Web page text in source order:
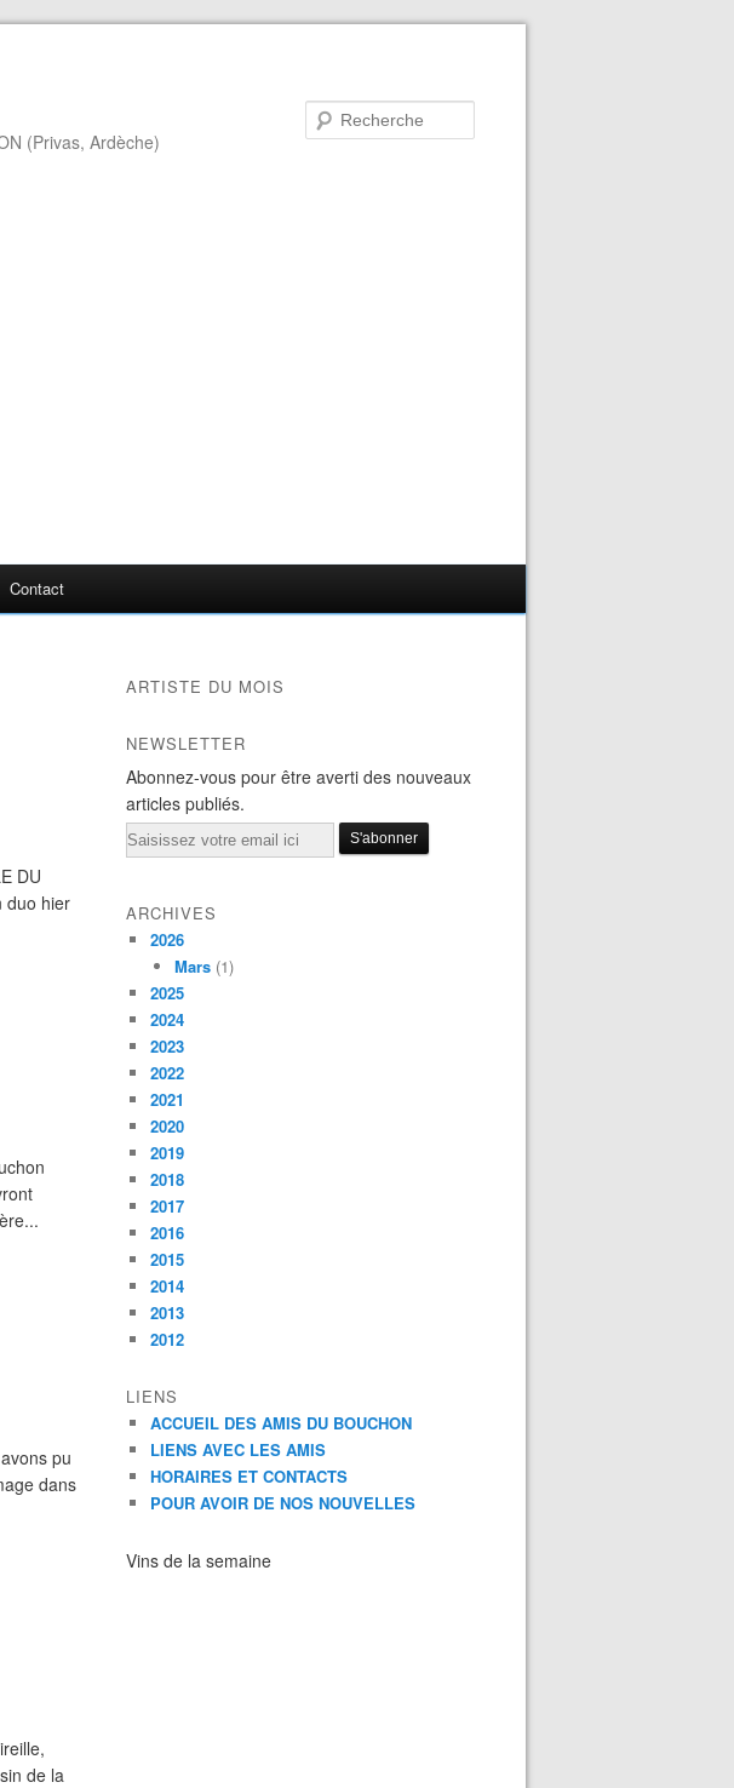
(Privas, Ardèche)
Contact
DU
duo hier
pu
dans
de la
ARTISTE DU MOIS
NEWSLETTER
Abonnez-vous pour être averti des nouveaux
articles publiés.
Email
ARCHIVES
2026
Mars (1)
2025
2024
2023
2022
2021
2020
2019
2018
2017
2016
2015
2014
2013
2012
LIENS
ACCUEIL DES AMIS DU BOUCHON
LIENS AVEC LES AMIS
HORAIRES ET CONTACTS
POUR AVOIR DE NOS NOUVELLES
Vins de la semaine